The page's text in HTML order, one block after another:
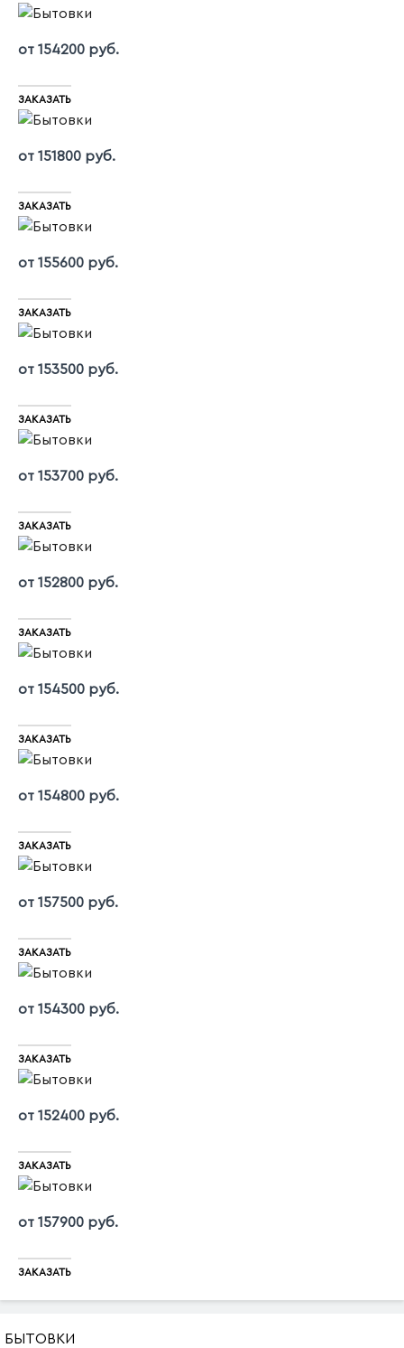
от 154200 руб.
ЗАКАЗАТЬ
от 151800 руб.
ЗАКАЗАТЬ
от 155600 руб.
ЗАКАЗАТЬ
от 153500 руб.
ЗАКАЗАТЬ
от 153700 руб.
ЗАКАЗАТЬ
от 152800 руб.
ЗАКАЗАТЬ
от 154500 руб.
ЗАКАЗАТЬ
от 154800 руб.
ЗАКАЗАТЬ
от 157500 руб.
ЗАКАЗАТЬ
от 154300 руб.
ЗАКАЗАТЬ
от 152400 руб.
ЗАКАЗАТЬ
от 157900 руб.
ЗАКАЗАТЬ
БЫТОВКИ